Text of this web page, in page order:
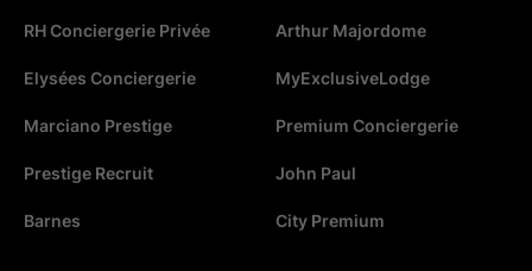
RH Conciergerie Privée Arthur Majordome
Elysées Conciergerie MyExclusiveLodge
Marciano Prestige Premium Conciergerie
Prestige Recruit John Paul
Barnes City Premium